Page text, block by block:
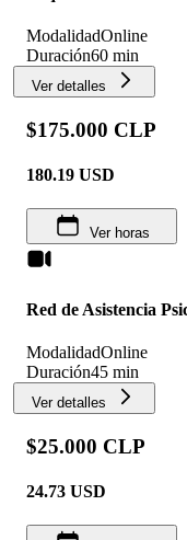
ModalidadOnline
Duración60 min
Ver detalles
$175.000 CLP
180.19 USD
Ver horas
Red de Asistencia
ModalidadOnline
Duración45 min
Ver detalles
$25.000 CLP
24.73 USD